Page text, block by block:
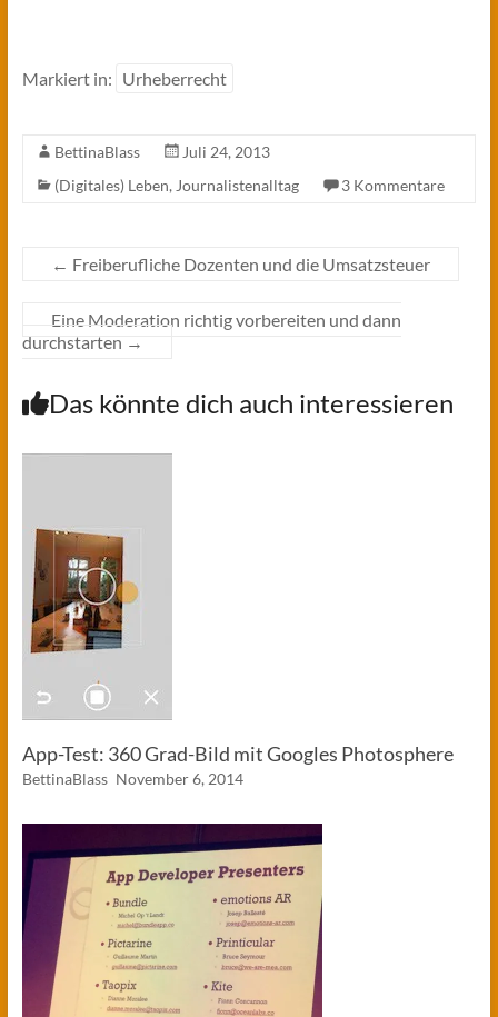
Markiert in: Urheberrecht
BettinaBlass
Juli 24, 2013
(Digitales) Leben, Journalistenalltag 3 Kommentare
← Freiberufliche Dozenten und die Umsatzsteuer
Eine Moderation richtig vorbereiten und dann
durchstarten →
Das könnte dich auch interessieren
App-Test: 360 Grad-Bild mit Googles Photosphere
BettinaBlass November 6, 2014